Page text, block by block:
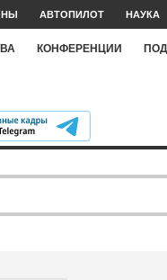
АВТОПИЛОТ НАУКА
КОНФЕРЕНЦИИ